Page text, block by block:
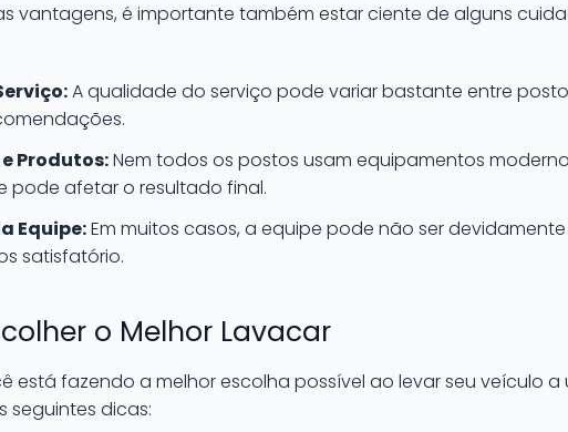
vantagens, é importante também estar ciente de alguns
A qualidade do serviço pode variar bastante entre
Produtos:Nem todos os postos usam equipamentos
pode afetar o resultado final.
Equipe:Em muitos casos, a equipe pode não ser
satisfatório.
o Melhor Lavacar
está fazendo a melhor escolha possível ao levar seu veículo
seguintes dicas: